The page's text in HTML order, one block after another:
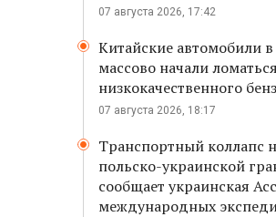
07 августа 2026, 17:42
Китайские автомобили
массово начали
низкокачественного
07 августа 2026, 18:17
Транспортный коллапс
польско-украинской
сообщает украинская
международных